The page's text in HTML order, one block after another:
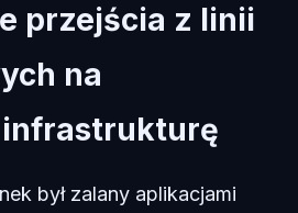
przejścia z linii
na
był zalany aplikacjami